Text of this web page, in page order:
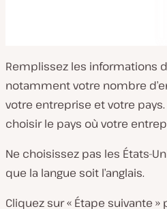
Remplissez les informations
notamment votre nombre
votre entreprise et votre
choisir le pays où votre
Ne choisissez pas les États-
que la langue soit l’anglais.
Cliquez sur « Étape suivante